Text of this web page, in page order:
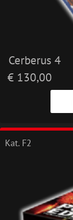
Cerberus 4
€ 130,00
Kat. F2